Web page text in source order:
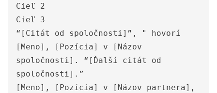
Cieľ 2
Cieľ 3
“[Citát od spoločnosti]”, " hovorí
[Meno], [Pozícia] v [Názov
spoločnosti]. “[Ďalší citát od
spoločnosti].”
[Meno], [Pozícia] v [Názov partnera],